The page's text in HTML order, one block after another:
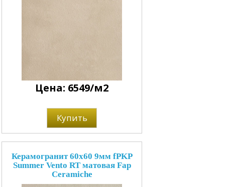
Цена: 6549/м2
Купить
Керамогранит 60x60 9мм fPKP
Summer Vento RT матовая Fap
Ceramiche